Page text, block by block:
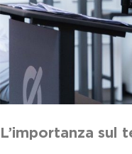
L’importanza